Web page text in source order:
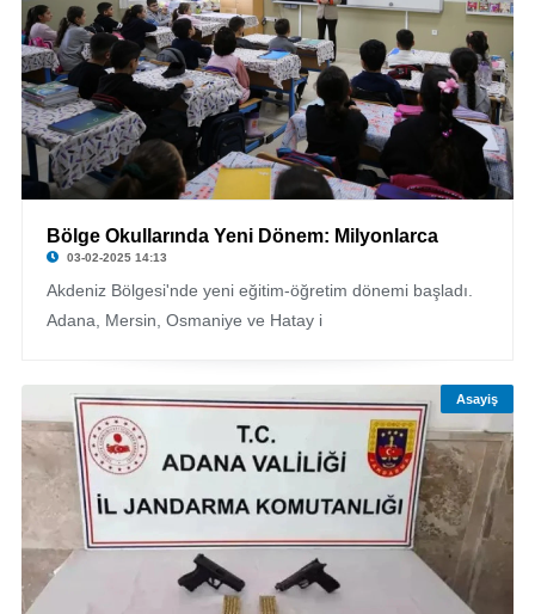
Bölge Okullarında Yeni Dönem: Milyonlarca
03-02-2025 14:13
Akdeniz Bölgesi'nde yeni eğitim-öğretim dönemi başladı.
Adana, Mersin, Osmaniye ve Hatay i
Asayiş